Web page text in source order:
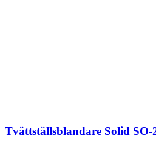
Tvättställsblandare Solid